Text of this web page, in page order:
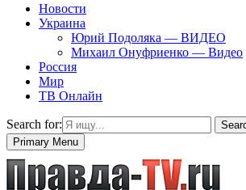
Новости
Украина
Юрий Подоляка — ВИДЕО
Михаил Онуфриенко — Видео
Россия
Мир
ТВ Онлайн
Search for:
Primary Menu